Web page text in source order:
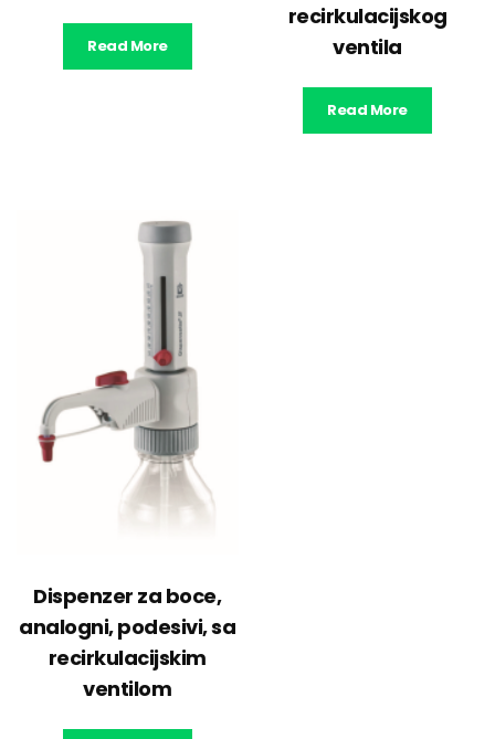
Read More
recirkulacijskog
ventila
Read More
Dispenzer za boce,
analogni, podesivi, sa
recirkulacijskim
ventilom